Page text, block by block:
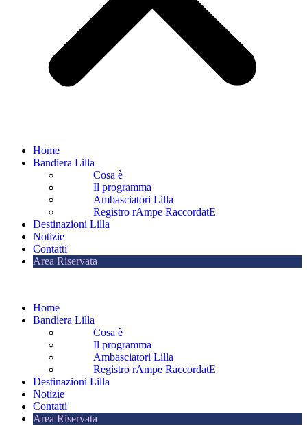
Home
Bandiera Lilla
Cosa è
Il programma
Ambasciatori Lilla
Registro rAmpe RaccordatE
Destinazioni Lilla
Notizie
Contatti
Area Riservata
Home
Bandiera Lilla
Cosa è
Il programma
Ambasciatori Lilla
Registro rAmpe RaccordatE
Destinazioni Lilla
Notizie
Contatti
Area Riservata